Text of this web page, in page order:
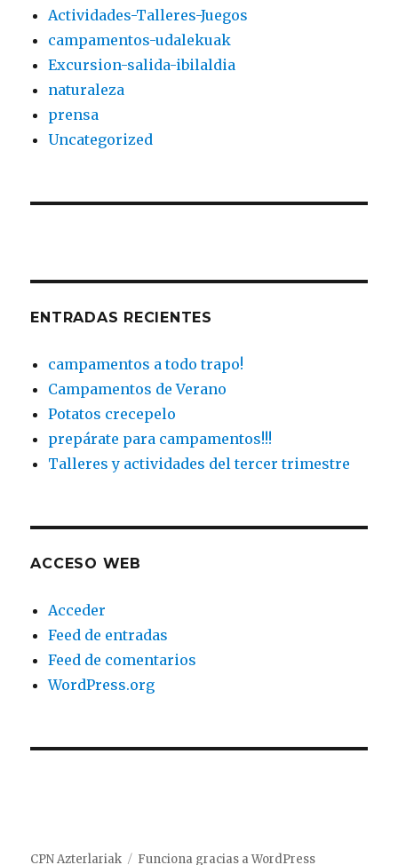
Actividades-Talleres-Juegos
campamentos-udalekuak
Excursion-salida-ibilaldia
naturaleza
prensa
Uncategorized
ENTRADAS RECIENTES
campamentos a todo trapo!
Campamentos de Verano
Potatos crecepelo
prepárate para campamentos!!!
Talleres y actividades del tercer trimestre
ACCESO WEB
Acceder
Feed de entradas
Feed de comentarios
WordPress.org
CPN Azterlariak Funciona gracias a WordPress